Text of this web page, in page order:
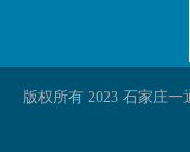
含铜废水 4、含镍废
酸性重金属废水 8、混
水
五、化工废水
版权所有 2023 石家庄一